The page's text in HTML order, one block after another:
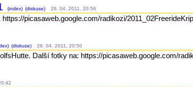
(index) (diskuse) 26. 04. 2011, 20:56
picasaweb.google.com/radikozi/
(diskuse) 26. 04. 2011, 20:50
Další fotky na: https://picasaweb.google.com/